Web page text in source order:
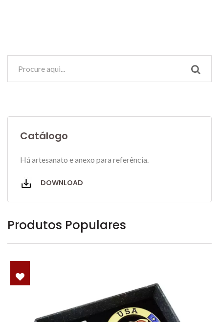
Catálogo
Há artesanato e anexo para referência.
DOWNLOAD
Produtos Populares